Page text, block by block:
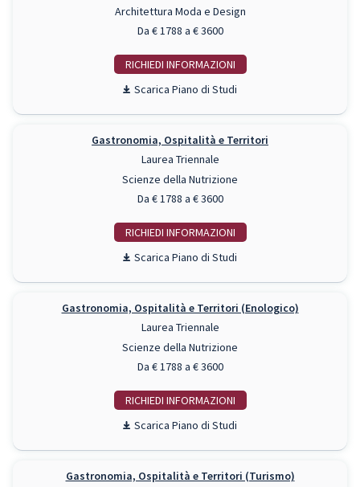
Architettura Moda e Design
Da € 1788 a € 3600
RICHIEDI INFO
Piano di Studi
Gastronomia, Ospitalità e Territori
Laurea Triennale
Scienze della Nutrizione
Da € 1788 a € 3600
RICHIEDI INFO
Piano di Studi
Gastronomia, Ospitalità e Territori (Enologico)
Laurea Triennale
Scienze della Nutrizione
Da € 1788 a € 3600
RICHIEDI INFO
Piano di Studi
Gastronomia, Ospitalità e Territori (Turismo)